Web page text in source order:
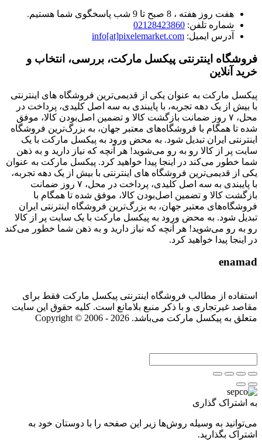
هفت روز هفته ، 8 صبح تا 9 شب پاسخگوی شما هستیم.
شماره تلفن: 02128423860
آدرس ایمیل: info[at]pixelemarket.com
فروشگاه اینترنتی پیکسل مارکت، بررسی، انتخاب و
خرید آنلاین
پیکسل مارکت به عنوان یکی از قدیمی‌ترین فروشگاه های اینترنتی
با بیش از یک دهه تجربه، با پایبندی به سه اصل کلیدی، پرداخت در
محل، ۷ روز ضمانت بازگشت کالا و تضمین اصل‌بودن کالا، موفق
شده تا همگام با فروشگاه‌های معتبر جهان، به بزرگ‌ترین فروشگاه
اینترنتی ایران تبدیل شود. به محض ورود به پیکسل مارکت با یک
سایت پر از کالا رو به رو می‌شوید! هر آنچه که نیاز دارید و به ذهن
شما خطور می‌کند در اینجا پیدا خواهید کرد. پیکسل مارکت به عنوان
یکی از قدیمی‌ترین فروشگاه های اینترنتی با بیش از یک دهه تجربه،
با پایبندی به سه اصل کلیدی، پرداخت در محل، ۷ روز ضمانت
بازگشت کالا و تضمین اصل‌بودن کالا، موفق شده تا همگام با
فروشگاه‌های معتبر جهان، به بزرگ‌ترین فروشگاه اینترنتی ایران
تبدیل شود. به محض ورود به پیکسل مارکت با یک سایت پر از کالا
رو به رو می‌شوید! هر آنچه که نیاز دارید و به ذهن شما خطور می‌کند
در اینجا پیدا خواهید کرد.
enamad
استفاده از مطالب فروشگاه اینترنتی پیکسل مارکت فقط برای
مقاصد غیرتجاری و با ذکر منبع بلامانع است. کلیه حقوق این سایت
متعلق به پیکسل مارکت می‌باشد. Copyright © 2006 - 2026
به اشتراک گذاری
می‌توانید به وسیله روش‌ها زیر این صفحه را با دوستان خود به
اشتراک بگذارید.